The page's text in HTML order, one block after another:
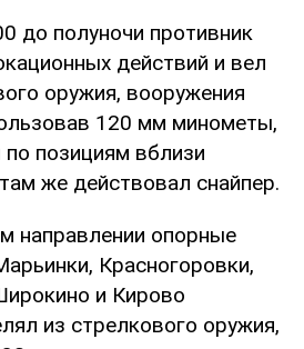
до полуночи противник
действий и вел
оружия, вооружения
120 мм минометы,
позициям вблизи
же действовал снайпер.
направлении опорные
Красногоровки,
и Кирово
из стрелкового оружия,